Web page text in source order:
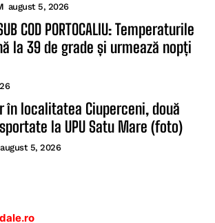
august 5, 2026
COD PORTOCALIU: Temperaturile
la 39 de grade și urmează nopți
în localitatea Ciuperceni, două
la UPU Satu Mare (foto)
august 5, 2026